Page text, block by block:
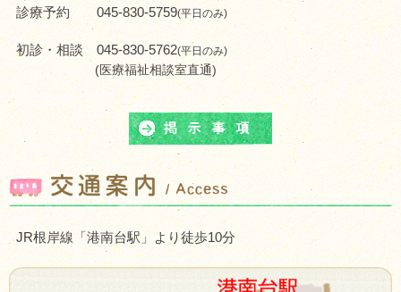
診療予約045-830-5759(平日のみ)
初診・相談 045-830-5762(平日のみ)
(医療福祉相談室直通)
JR根岸線「港南台駅」より徒歩10分